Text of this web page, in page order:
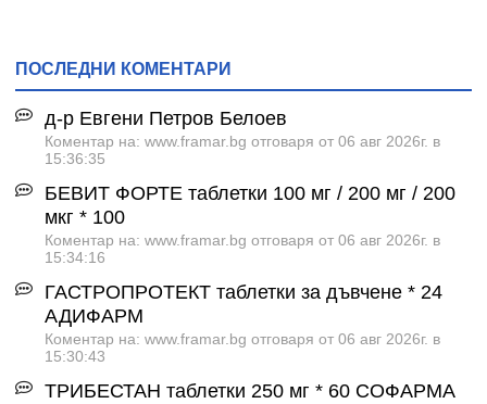
ПОСЛЕДНИ КОМЕНТАРИ
д-р Евгени Петров Белоев
Коментар на: www.framar.bg отговаря от 06 авг 2026г. в
15:36:35
БЕВИТ ФОРТЕ таблетки 100 мг / 200 мг / 200
мкг * 100
Коментар на: www.framar.bg отговаря от 06 авг 2026г. в
15:34:16
ГАСТРОПРОТЕКТ таблетки за дъвчене * 24
АДИФАРМ
Коментар на: www.framar.bg отговаря от 06 авг 2026г. в
15:30:43
ТРИБЕСТАН таблетки 250 мг * 60 СОФАРМА